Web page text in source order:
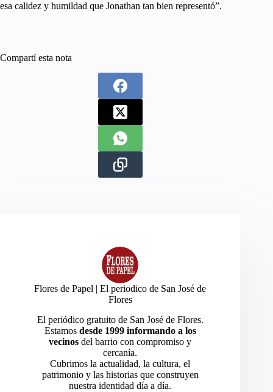
esa calidez y humildad que Jonathan tan bien representó”.
Compartí esta nota
Flores de Papel | El periodico de San José de
Flores
El periódico gratuito de San José de Flores.
Estamos desde 1999 informando a los
vecinos del barrio con compromiso y
cercanía.
Cubrimos la actualidad, la cultura, el
patrimonio y las historias que construyen
nuestra identidad día a día.